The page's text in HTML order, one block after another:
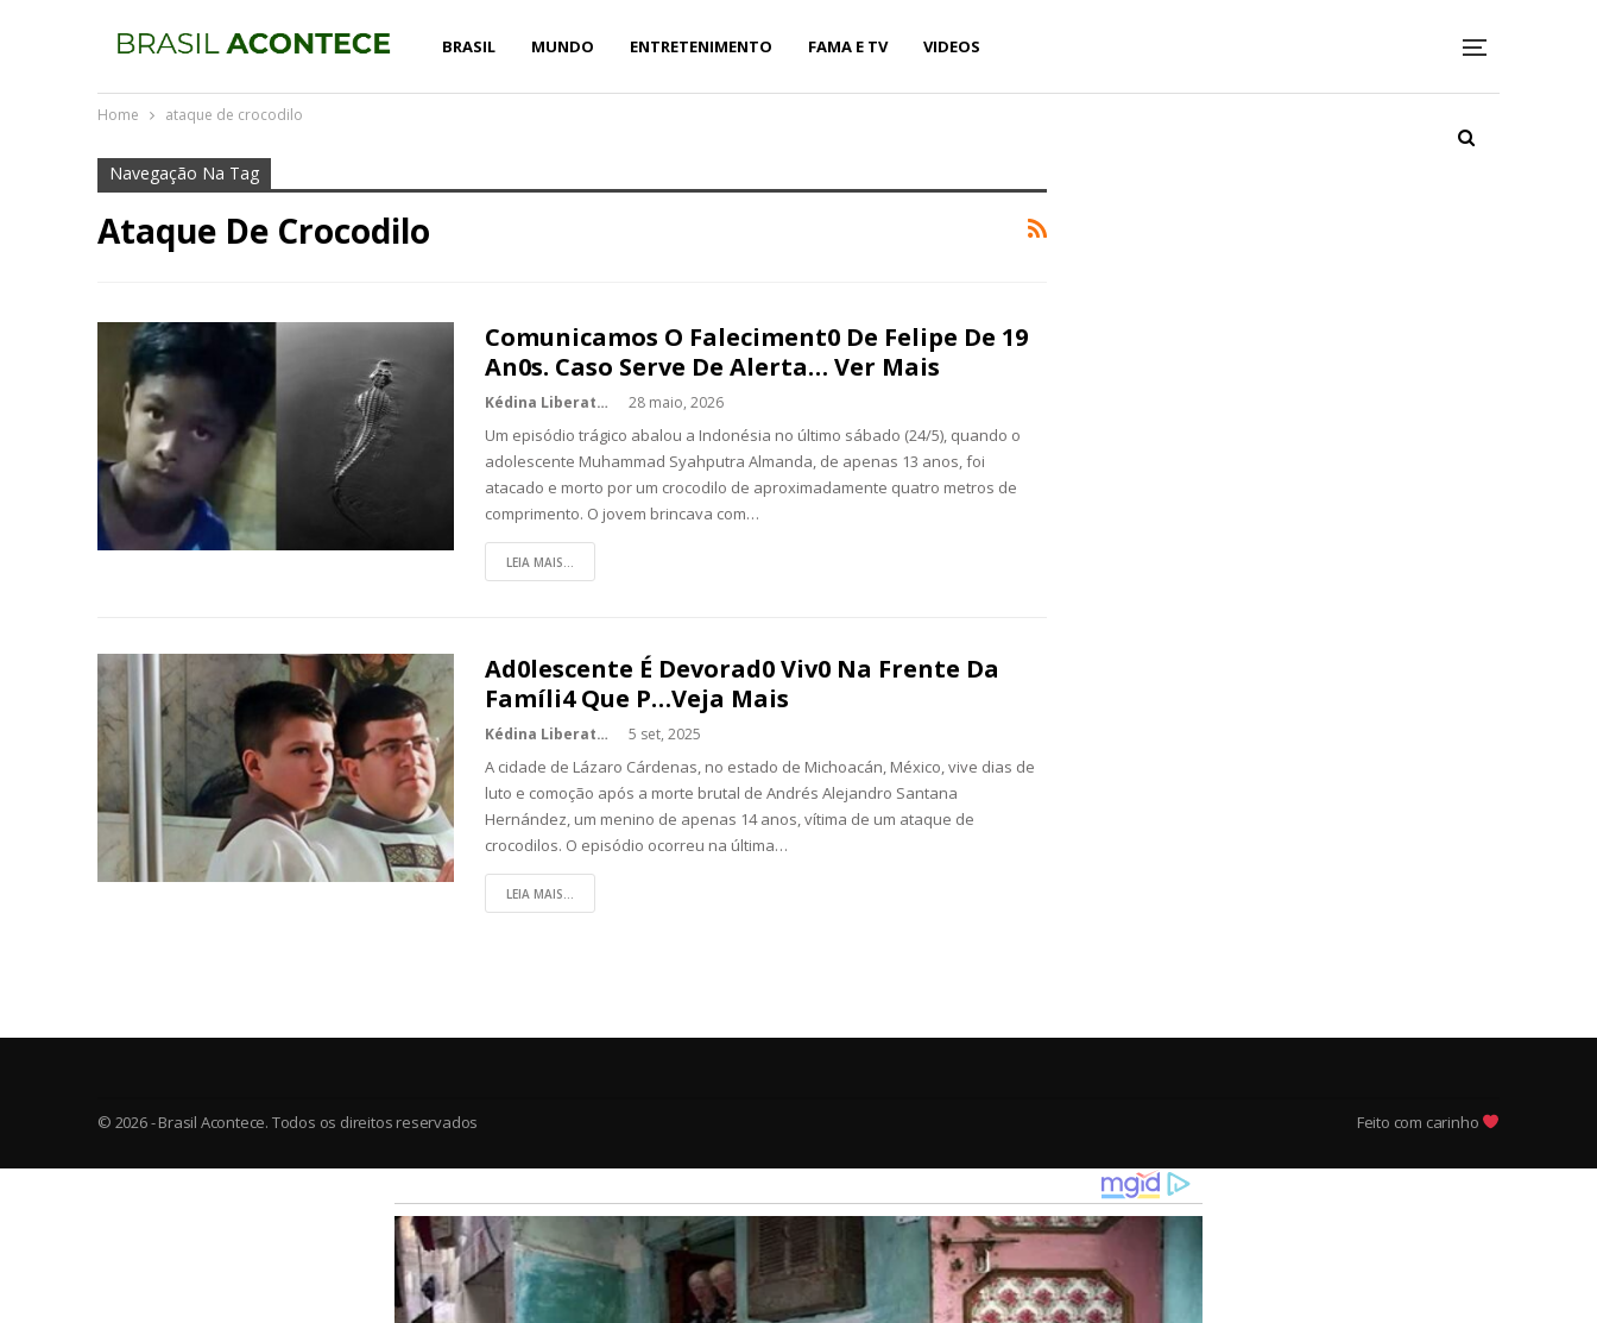
BRASIL MUNDO ENTRETENIMENTO FAMA E TV VIDEOS
Home ataque de crocodilo
Navegação Na Tag
Ataque De Crocodilo
Comunicamos O Faleciment0 De Felipe De 19
An0s. Caso Serve De Alerta… Ver Mais
Kédina Liberato 28 maio, 2026
Um episódio trágico abalou a Indonésia no último sábado (24/5), quando o
adolescente Muhammad Syahputra Almanda, de apenas 13 anos, foi
atacado e morto por um crocodilo de aproximadamente quatro metros de
comprimento. O jovem brincava com…
LEIA MAIS...
Ad0lescente É Devorad0 Viv0 Na Frente Da
Famíli4 Que P…veja Mais
Kédina Liberato 5 set, 2025
A cidade de Lázaro Cárdenas, no estado de Michoacán, México, vive dias de
luto e comoção após a morte brutal de Andrés Alejandro Santana
Hernández, um menino de apenas 14 anos, vítima de um ataque de
crocodilos. O episódio ocorreu na última…
LEIA MAIS...
© 2026 - Brasil Acontece. Todos os direitos reservados Feito com carinho